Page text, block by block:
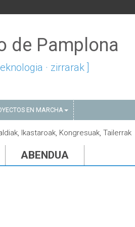
de Pamplona
· zirrarak ]
EN MARCHA
Ikastaroak, Kongresuak, Tailerrak
ABENDUA